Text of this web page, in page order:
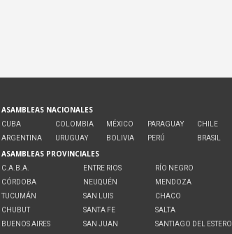
ASAMBLEAS NACIONALES
CUBA
ARGENTINA
COLOMBIA
URUGUAY
MÉXICO
BOLIVIA
PARAGUAY
PERÚ
CHILE
BRASIL
ASAMBLEAS PROVINCIALES
C.A.B.A.
CÓRDOBA
TUCUMÁN
CHUBUT
BUENOS AIRES
ENTRE RIOS
NEUQUÉN
SAN LUIS
SANTA FE
SAN JUAN
RÍO NEGRO
MENDOZA
CHACO
SALTA
SANTIAGO DEL ESTERO